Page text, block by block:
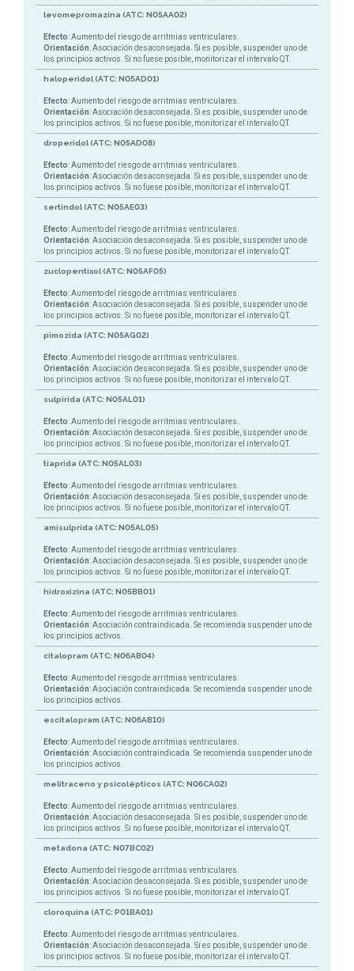
levomepromazina (ATC: N05AA02)
Efecto: Aumento del riesgo de arritmias ventriculares.
Orientación: Asociación desaconsejada. Si es posible, suspender uno de
los principios activos. Si no fuese posible, monitorizar el intervalo QT.
haloperidol (ATC: N05AD01)
Efecto: Aumento del riesgo de arritmias ventriculares.
Orientación: Asociación desaconsejada. Si es posible, suspender uno de
los principios activos. Si no fuese posible, monitorizar el intervalo QT.
droperidol (ATC: N05AD08)
Efecto: Aumento del riesgo de arritmias ventriculares.
Orientación: Asociación desaconsejada. Si es posible, suspender uno de
los principios activos. Si no fuese posible, monitorizar el intervalo QT.
sertindol (ATC: N05AE03)
Efecto: Aumento del riesgo de arritmias ventriculares.
Orientación: Asociación desaconsejada. Si es posible, suspender uno de
los principios activos. Si no fuese posible, monitorizar el intervalo QT.
zuclopentixol (ATC: N05AF05)
Efecto: Aumento del riesgo de arritmias ventriculares.
Orientación: Asociación desaconsejada. Si es posible, suspender uno de
los principios activos. Si no fuese posible, monitorizar el intervalo QT.
pimozida (ATC: N05AG02)
Efecto: Aumento del riesgo de arritmias ventriculares.
Orientación: Asociación desaconsejada. Si es posible, suspender uno de
los principios activos. Si no fuese posible, monitorizar el intervalo QT.
sulpirida (ATC: N05AL01)
Efecto: Aumento del riesgo de arritmias ventriculares.
Orientación: Asociación desaconsejada. Si es posible, suspender uno de
los principios activos. Si no fuese posible, monitorizar el intervalo QT.
tiaprida (ATC: N05AL03)
Efecto: Aumento del riesgo de arritmias ventriculares.
Orientación: Asociación desaconsejada. Si es posible, suspender uno de
los principios activos. Si no fuese posible, monitorizar el intervalo QT.
amisulprida (ATC: N05AL05)
Efecto: Aumento del riesgo de arritmias ventriculares.
Orientación: Asociación desaconsejada. Si es posible, suspender uno de
los principios activos. Si no fuese posible, monitorizar el intervalo QT.
hidroxizina (ATC: N05BB01)
Efecto: Aumento del riesgo de arritmias ventriculares.
Orientación: Asociación contraindicada. Se recomienda suspender uno de
los principios activos.
citalopram (ATC: N06AB04)
Efecto: Aumento del riesgo de arritmias ventriculares.
Orientación: Asociación contraindicada. Se recomienda suspender uno de
los principios activos.
escitalopram (ATC: N06AB10)
Efecto: Aumento del riesgo de arritmias ventriculares.
Orientación: Asociación contraindicada. Se recomienda suspender uno de
los principios activos.
melitraceno y psicolépticos (ATC: N06CA02)
Efecto: Aumento del riesgo de arritmias ventriculares.
Orientación: Asociación desaconsejada. Si es posible, suspender uno de
los principios activos. Si no fuese posible, monitorizar el intervalo QT.
metadona (ATC: N07BC02)
Efecto: Aumento del riesgo de arritmias ventriculares.
Orientación: Asociación desaconsejada. Si es posible, suspender uno de
los principios activos. Si no fuese posible, monitorizar el intervalo QT.
cloroquina (ATC: P01BA01)
Efecto: Aumento del riesgo de arritmias ventriculares.
Orientación: Asociación desaconsejada. Si es posible, suspender uno de
los principios activos. Si no fuese posible, monitorizar el intervalo QT.